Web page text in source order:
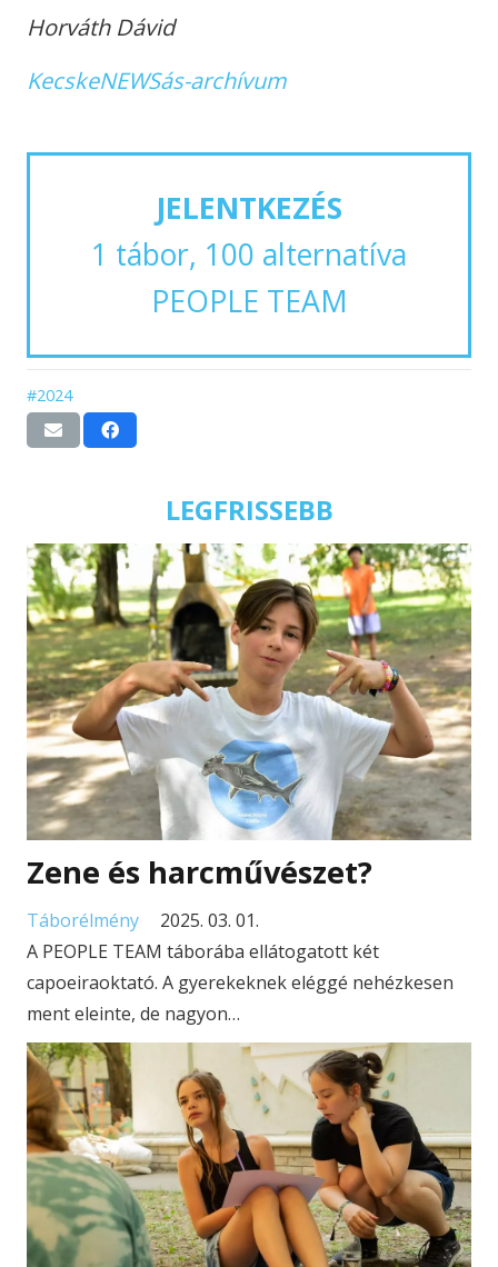
Horváth Dávid
KecskeNEWSás-archívum
JELENTKEZÉS
1 tábor, 100 alternatíva
PEOPLE TEAM
#2024
LEGFRISSEBB
Zene és harcművészet?
Táborélmény
2025. 03. 01.
A PEOPLE TEAM táborába ellátogatott két
capoeiraoktató. A gyerekeknek eléggé nehézkesen
ment eleinte, de nagyon…